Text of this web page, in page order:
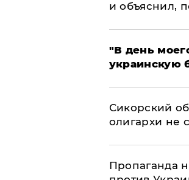
и объяснил,
​"В день
украинскую
Сикорский
олигархи не
​Пропаганда